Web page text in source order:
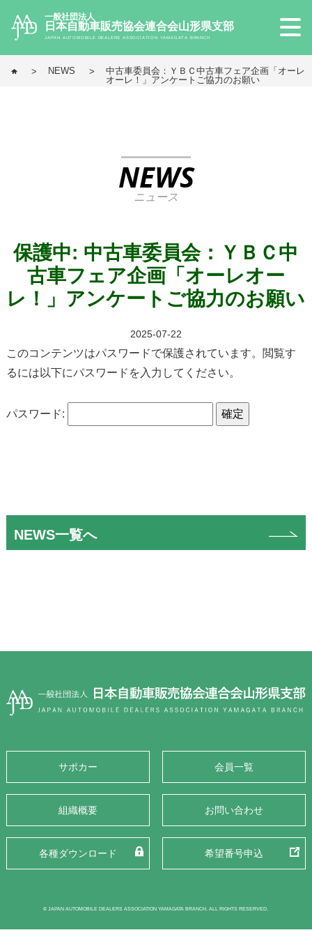
一般社団法人
日本自動車販売協会連合会山形県支部
JAPAN AUTOMOBILE DEALERS ASSOCIATION YAMAGATA BRANCH
NEWS
中古車委員会：ＹＢＣ中古車フェア企画「オーレ
オーレ！」アンケートご協力のお願い
NEWS
ニュース
保護中: 中古車委員会：ＹＢＣ中
古車フェア企画「オーレオー
レ！」アンケートご協力のお願い
2025-07-22
このコンテンツはパスワードで保護されています。閲覧す
るには以下にパスワードを入力してください。
パスワード:
NEWS一覧へ
サポカー 会員一覧
組織概要 お問い合わせ
各種ダウンロード 希望番号申込
© JAPAN AUTOMOBILE DEALERS ASSOCIATION YAMAGATA BRANCH. ALL RIGHTS RESERVED.